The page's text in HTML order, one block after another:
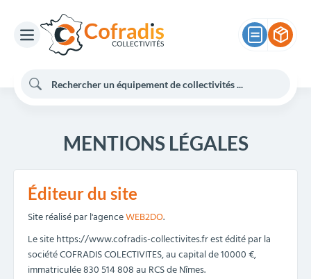
MENTIONS LÉGALES
Éditeur du site
Site réalisé par l'agenceWEB2DO.
Le site https://www.cofradis-collectivites.fr est édité par la
société COFRADIS COLECTIVITES, au capital de 10000 €,
immatriculée 830 514 808 au RCS de Nîmes.